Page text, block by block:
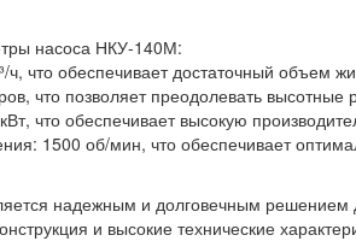
насоса НКУ-140М:
что обеспечивает достаточный объем
что позволяет преодолевать
что обеспечивает высокую
1500 об/мин, что обеспечивает
надежным и долговечным решением
и высокие технические